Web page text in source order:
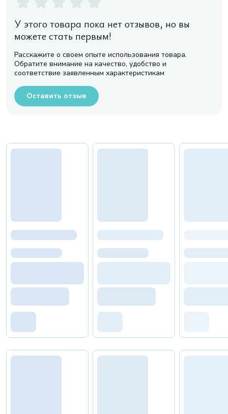
У этого товара пока нет отзывов, но вы
можете стать первым!
Расскажите о своем опыте использования товара.
Обратите внимание на качество, удобство и
соответствие заявленным характеристикам
Оставить отзыв